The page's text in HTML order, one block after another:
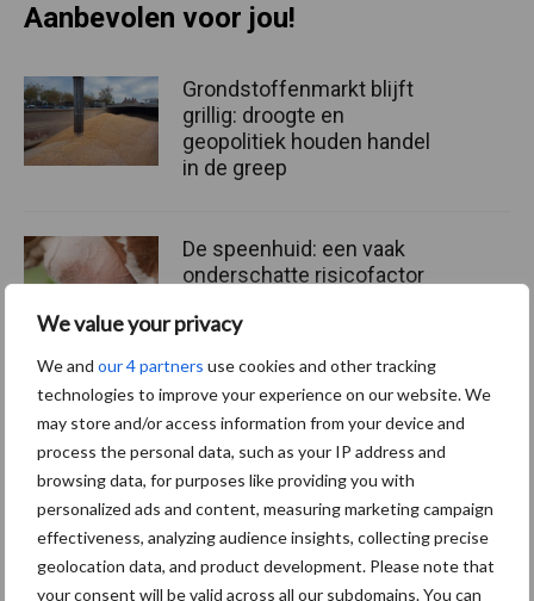
We value your privacy
We and our 4 partners use cookies and other tracking
technologies to improve your experience on our website. We
may store and/or access information from your device and
process the personal data, such as your IP address and
browsing data, for purposes like providing you with
personalized ads and content, measuring marketing campaign
effectiveness, analyzing audience insights, collecting precise
geolocation data, and product development. Please note that
your consent will be valid across all our subdomains. You can
Aanbevolen voor jou!
Grondstoffenmarkt blijft
grillig: droogte en
geopolitiek houden handel
in de greep
De speenhuid: een vaak
onderschatte risicofactor
ForFarmers ziet volume en
marktaandeel groeien in
krimpende Nederlandse
markt
Themapagina's